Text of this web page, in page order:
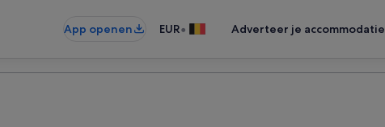
App openen EUR• Adverteer je accommodatie